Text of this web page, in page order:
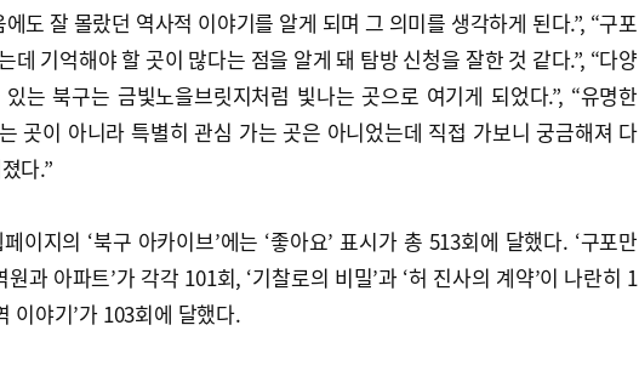
도 잘 몰랐던 역사적 이야기를 알게 되며 그 의미를 생각하게 된다.”, “구포
데 기억해야 할 곳이 많다는 점을 알게 돼 탐방 신청을 잘한 것 같다.”, “다양
는 북구는 금빛노을브릿지처럼 빛나는 곳으로 여기게 되었다.”, “유명한
곳이 아니라 특별히 관심 가는 곳은 아니었는데 직접 가보니 궁금해져 다
다.”
이지의 ‘북구 아카이브’에는 ‘좋아요’ 표시가 총 513회에 달했다. ‘구포만
원과 아파트’가 각각 101회, ‘기찰로의 비밀’과 ‘허 진사의 계약’이 나란히 1
이야기’가 103회에 달했다.